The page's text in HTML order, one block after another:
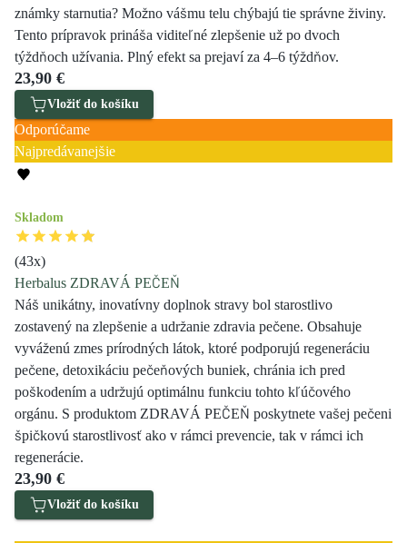
známky starnutia? Možno vášmu telu chýbajú tie správne živiny.
Tento prípravok prináša viditeľné zlepšenie už po dvoch
týždňoch užívania. Plný efekt sa prejaví za 4–6 týždňov.
23,90 €
Vložiť do košíku
Odporúčame
Najpredávanejšie
Skladom
(43x)
Herbalus ZDRAVÁ PEČEŇ
Náš unikátny, inovatívny doplnok stravy bol starostlivo
zostavený na zlepšenie a udržanie zdravia pečene. Obsahuje
vyváženú zmes prírodných látok, ktoré podporujú regeneráciu
pečene, detoxikáciu pečeňových buniek, chránia ich pred
poškodením a udržujú optimálnu funkciu tohto kľúčového
orgánu. S produktom ZDRAVÁ PEČEŇ poskytnete vašej pečeni
špičkovú starostlivosť ako v rámci prevencie, tak v rámci ich
regenerácie.
23,90 €
Vložiť do košíku